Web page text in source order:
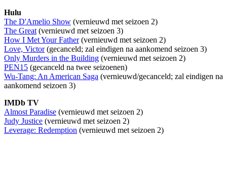
Hulu
The D'Amelio Show (vernieuwd met seizoen 2)
The Great (vernieuwd met seizoen 3)
How I Met Your Father(vernieuwd met seizoen 2)
Love, Victor(gecanceld; zal eindigen na aankomend seizoen 3)
Only Murders in the Building (vernieuwd met seizoen 2)
PEN15 (gecanceld na twee seizoenen)
Wu-Tang: An American Saga (vernieuwd/gecanceld; zal eindigen na
aankomend seizoen 3)
IMDb TV
Almost Paradise (vernieuwd met seizoen 2)
Judy Justice (vernieuwd met seizoen 2)
Leverage: Redemption (vernieuwd met seizoen 2)